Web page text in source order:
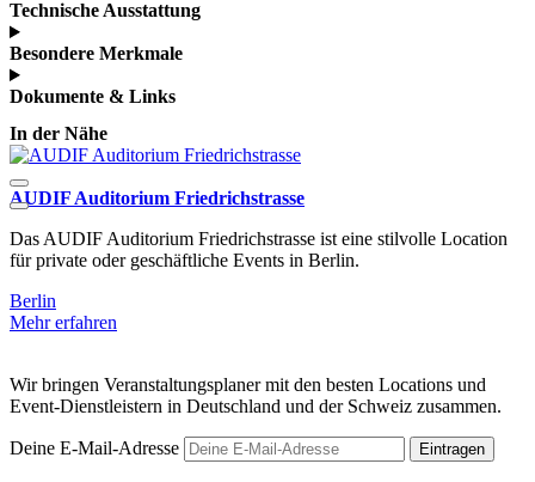
Technische Ausstattung
Besondere Merkmale
Dokumente & Links
In der Nähe
AUDIF Auditorium Friedrichstrasse
Das AUDIF Auditorium Friedrichstrasse ist eine stilvolle Location
für private oder geschäftliche Events in Berlin.
Berlin
Mehr erfahren
Wir bringen Veranstaltungsplaner mit den besten Locations und
Event-Dienstleistern in Deutschland und der Schweiz zusammen.
Deine E-Mail-Adresse Eintragen